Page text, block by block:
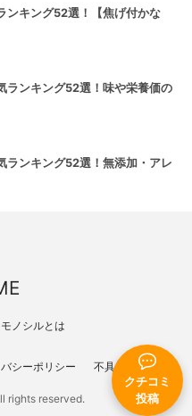
クチコミ
投稿
ンキング52選！【焦げ付かな
ランキング52選！味や栄養価の
ランキング52選！無添加・アレ
モノシルとは
シーポリシー 不具合報告
rights reserved.